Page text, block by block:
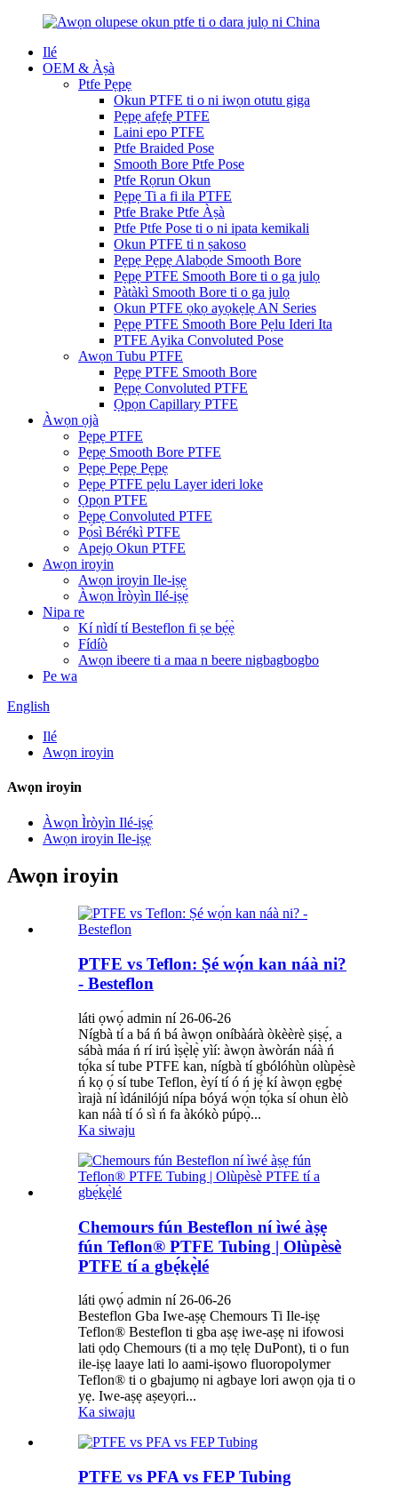
Ilé
OEM & Àṣà
Ptfe Pẹpẹ
Okun PTFE ti o ni iwọn otutu giga
Pẹpẹ afẹfẹ PTFE
Laini epo PTFE
Ptfe Braided Pose
Smooth Bore Ptfe Pose
Ptfe Rọrun Okun
Pẹpẹ Ti a fi ila PTFE
Ptfe Brake Ptfe Àṣà
Ptfe Ptfe Pose ti o ni ipata kemikali
Okun PTFE ti n ṣakoso
Pẹpẹ Pẹpẹ Alabọde Smooth Bore
Pẹpẹ PTFE Smooth Bore ti o ga julọ
Pàtàkì Smooth Bore ti o ga julọ
Okun PTFE ọkọ ayọkẹlẹ AN Series
Pẹpẹ PTFE Smooth Bore Pẹlu Ideri Ita
PTFE Ayika Convoluted Pose
Awọn Tubu PTFE
Pẹpẹ PTFE Smooth Bore
Pẹpẹ Convoluted PTFE
Ọpọn Capillary PTFE
Àwọn ọjà
Pẹpẹ PTFE
Pẹpẹ Smooth Bore PTFE
Pẹpẹ Pẹpẹ Pẹpẹ
Pẹpẹ PTFE pẹlu Layer ideri loke
Ọpọn PTFE
Pẹpẹ Convoluted PTFE
Pọ́sì Bérékì PTFE
Apejọ Okun PTFE
Awọn iroyin
Awọn iroyin Ile-iṣẹ
Àwọn Ìròyìn Ilé-iṣẹ́
Nipa re
Kí nìdí tí Besteflon fi ṣe bẹ́ẹ̀
Fídíò
Awọn ibeere ti a maa n beere nigbagbogbo
Pe wa
English
Ilé
Awọn iroyin
Awọn iroyin
Àwọn Ìròyìn Ilé-iṣẹ́
Awọn iroyin Ile-iṣẹ
Awọn iroyin
PTFE vs Teflon: Ṣé wọ́n kan náà ni?
- Besteflon
láti ọwọ́ admin ní 26-06-26
Nígbà tí a bá ń bá àwọn oníbàárà òkèèrè ṣiṣẹ́, a
sábà máa ń rí irú ìṣẹ̀lẹ̀ yìí: àwọn àwòrán náà ń
tọ́ka sí tube PTFE kan, nígbà tí gbólóhùn olùpèsè
ń kọ ọ́ sí tube Teflon, èyí tí ó ń jẹ́ kí àwọn ẹgbẹ́
ìrajà ní ìdánilójú nípa bóyá wọ́n tọ́ka sí ohun èlò
kan náà tí ó sì ń fa àkókò púpọ̀...
Ka siwaju
Chemours fún Besteflon ní ìwé àṣẹ
fún Teflon® PTFE Tubing | Olùpèsè
PTFE tí a gbẹ́kẹ̀lé
láti ọwọ́ admin ní 26-06-26
Besteflon Gba Iwe-aṣẹ Chemours Ti Ile-iṣẹ
Teflon® Besteflon ti gba aṣẹ iwe-aṣẹ ni ifowosi
lati ọdọ Chemours (ti a mọ tẹlẹ DuPont), ti o fun
ile-iṣẹ laaye lati lo aami-iṣowo fluoropolymer
Teflon® ti o gbajumọ ni agbaye lori awọn ọja ti o
yẹ. Iwe-aṣẹ aṣeyọri...
Ka siwaju
PTFE vs PFA vs FEP Tubing